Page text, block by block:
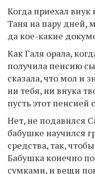
Когда приехал
Таня на пару дней,
да кое-какие
Как Галя орала,
получила пенсию
сказала, что мол и
ни тебя, ни внука
пусть этот пенсией
Нет, не подавился
бабушке научился
средства, так,
Бабушка конечно
сумками, и вещи